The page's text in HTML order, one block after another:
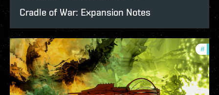
Cradle of War: Expansion Notes
#